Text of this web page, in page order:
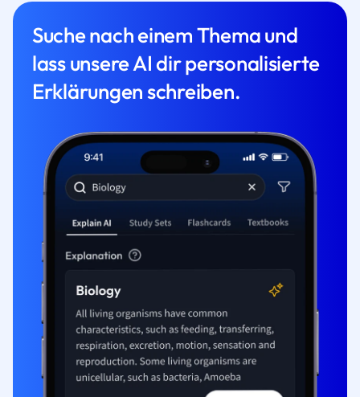
Suche nach einem Thema und
lass unsere AI dir personalisierte
Erklärungen schreiben.